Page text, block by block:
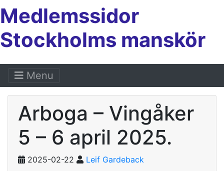
Medlemssidor
Stockholms manskör
Menu
Arboga – Vingåker
5 – 6 april 2025.
2025-02-22 Leif Gardeback